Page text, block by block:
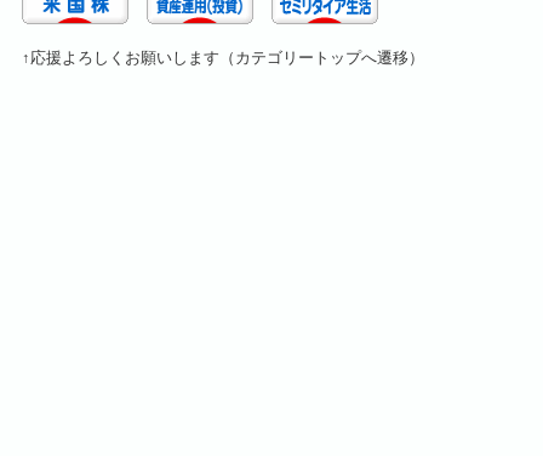
↑応援よろしくお願いします（カテゴリートップへ遷移）